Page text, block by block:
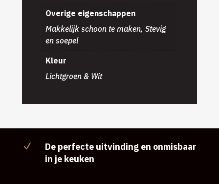
Overige eigenschappen
Makkelijk schoon te maken, Stevig
en soepel
Kleur
Lichtgroen & Wit
N
De perfecte uitvinding en onmisbaar
in je keuken